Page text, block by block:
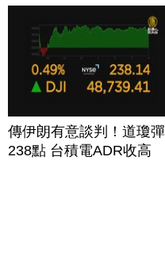
傳伊朗有意談判！道瓊彈
238點 台積電ADR收高